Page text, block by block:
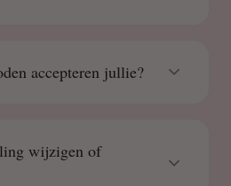
accepteren jullie?
wijzigen of